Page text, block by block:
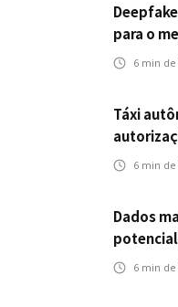
para o
desafios
6 min
Táxi
nos EUA:
6 min
Dados
nas6 min